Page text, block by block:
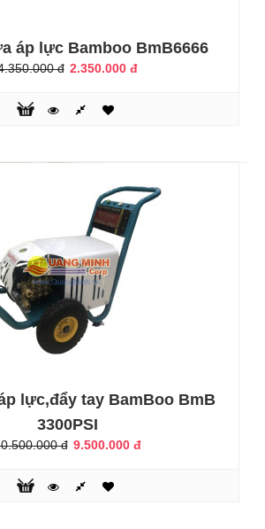
cắt cỏ Honda BC35
6.350.000 đ
cơ 4 thì 1 xilanh GX35, GX35 là động cơ
Thái Lan đáp ứng các tiêu chuẩn ưu tiên
mạnh mẽ, bền đẹp, dễ khởi động, tiêu
áp lực Bamboo BmB6666
đ 2.350.000 đ
lực,đẩy tay BamBoo BmB
3300PSI
đ 9.500.000 đ